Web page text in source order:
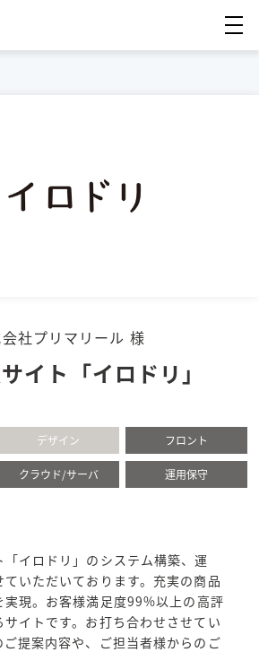
社プリマリール 様
イト「イロドリ」
デザイン フロント
クラウド/サーバ 運用保守
イロドリ」のシステム構築、運
いただいております。充実の商品
実現。お客様満足度99%以上の高評
イトです。お打ち合わせさせてい
提案内容や、ご担当者様からのご